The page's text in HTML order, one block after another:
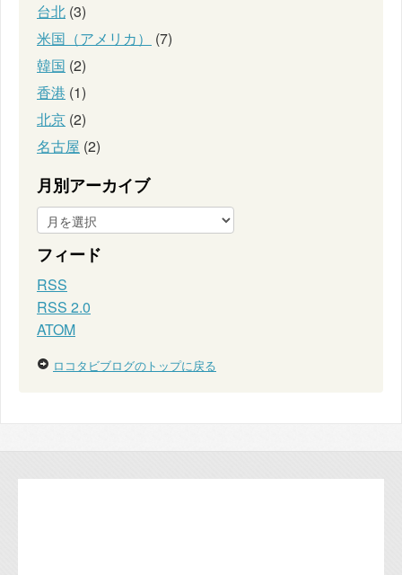
台北 (3)
米国（アメリカ）
(7)
韓国 (2)
香港 (1)
北京 (2)
名古屋 (2)
月別アーカイブ
フィード
RSS
RSS 2.0
ATOM
ロコタビブログのトップに戻る